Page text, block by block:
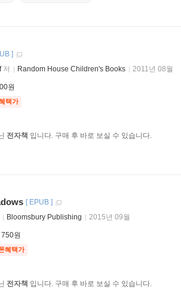
]
저 Random House Children's Books 2011년 08월
택가
원
전자책 입니다. 구매 후 바로 보실 수 있습니다.
[ EPUB ]
Bloomsbury Publishing 2015년 09월
혜택가
750원
전자책 입니다. 구매 후 바로 보실 수 있습니다.